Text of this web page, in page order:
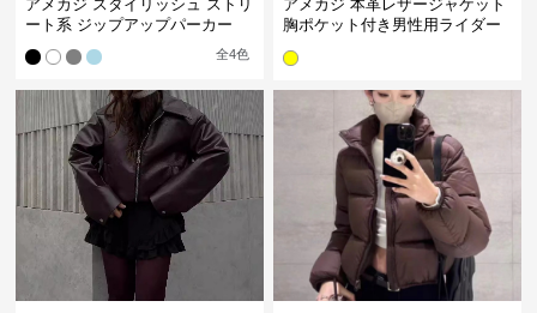
アメカジ スタイリッシュ ストリ
ート系 ジップアップパーカー
全4色
アメカジ 本革レザージャケット
胸ポケット付き男性用ライダー